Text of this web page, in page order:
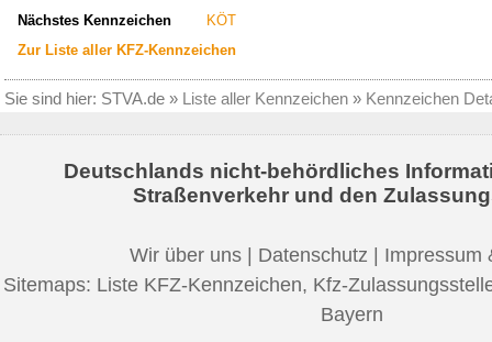
Nächstes Kennzeichen
KÖT
Zur Liste aller KFZ-Kennzeichen
Sie sind hier: STVA.de » Liste aller Kennzeichen » Kennzeichen
Deutschlands nicht-behördliches
Straßenverkehr und den
Wir über uns | Datenschutz | Impressum
Sitemaps: Liste KFZ-Kennzeichen, Kfz-
Bayern